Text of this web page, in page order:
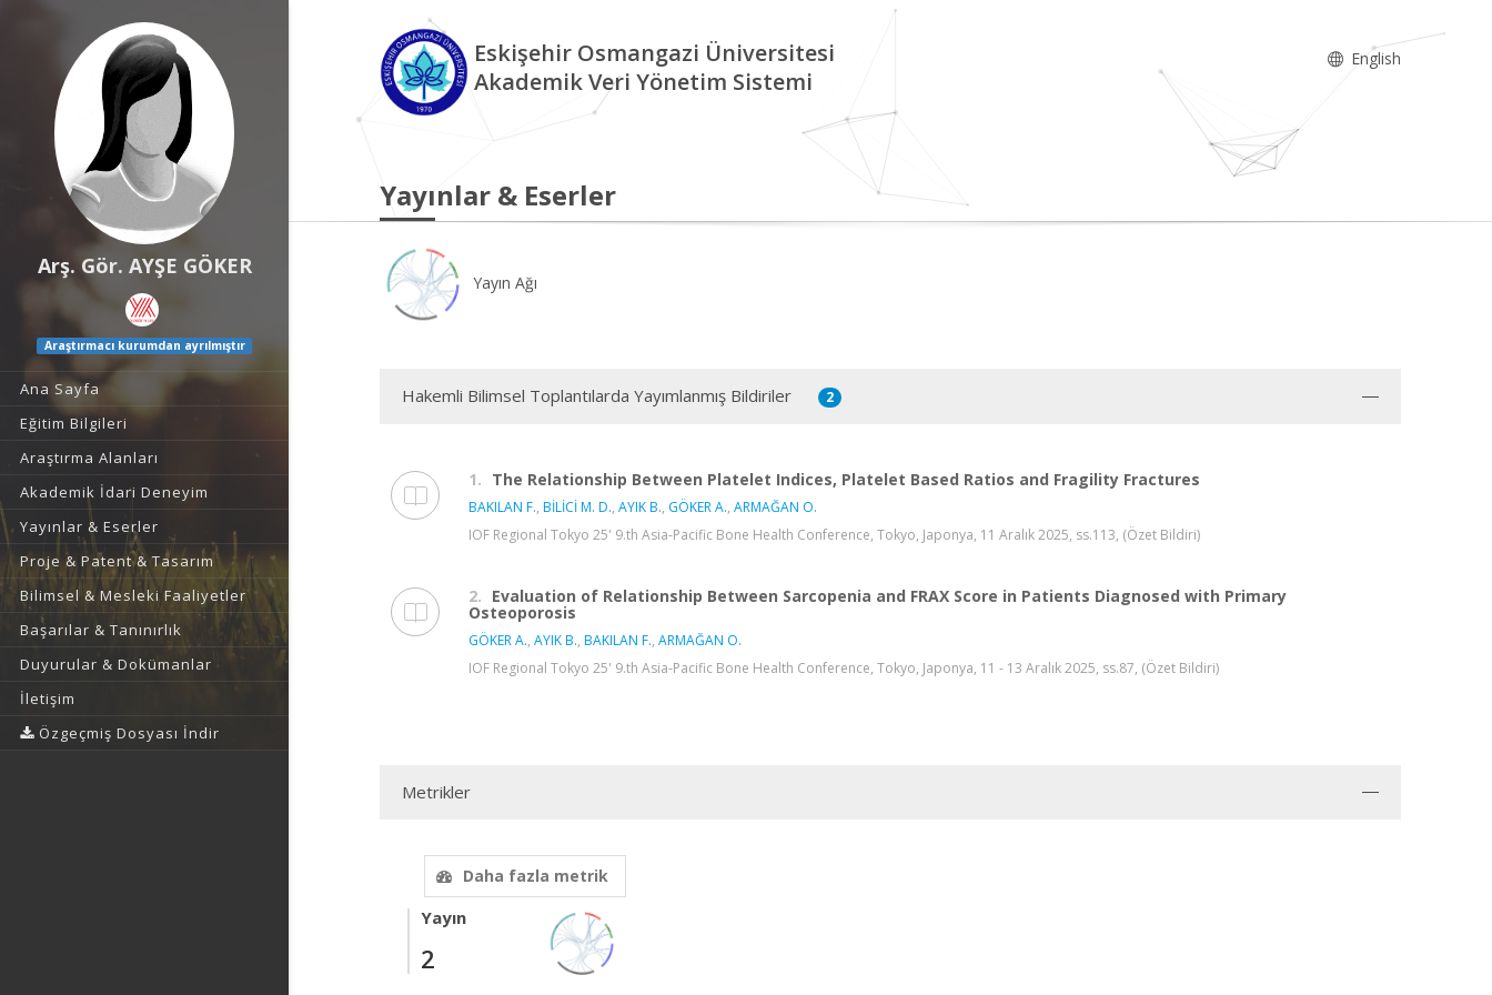
Arş. Gör. AYŞE GÖKER
Araştırmacı kurumdan ayrılmıştır
Ana Sayfa
Eğitim Bilgileri
Araştırma Alanları
Akademik İdari Deneyim
Yayınlar & Eserler
Proje & Patent & Tasarım
Bilimsel & Mesleki Faaliyetler
Başarılar & Tanınırlık
Duyurular & Dokümanlar
İletişim
Özgeçmiş Dosyası İndir
Eskişehir Osmangazi Üniversitesi
Akademik Veri Yönetim Sistemi
English
Yayınlar & Eserler
Yayın Ağı
Hakemli Bilimsel Toplantılarda Yayımlanmış Bildiriler 2
1. The Relationship Between Platelet Indices, Platelet Based Ratios and Fragility Fractures
BAKILAN F., BİLİCİ M. D., AYIK B., GÖKER A., ARMAĞAN O.
IOF Regional Tokyo 25' 9.th Asia-Pacific Bone Health Conference, Tokyo, Japonya, 11 Aralık 2025, ss.113, (Özet Bildiri)
2. Evaluation of Relationship Between Sarcopenia and FRAX Score in Patients Diagnosed with Primary
Osteoporosis
GÖKER A., AYIK B., BAKILAN F., ARMAĞAN O.
IOF Regional Tokyo 25' 9.th Asia-Pacific Bone Health Conference, Tokyo, Japonya, 11 - 13 Aralık 2025, ss.87, (Özet Bildiri)
Metrikler
Daha fazla metrik
Yayın
2